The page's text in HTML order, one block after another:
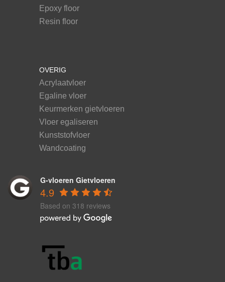
Epoxy floor
Resin floor
OVERIG
Acrylaatvloer
Egaline vloer
Keurmerken gietvloeren
Vloer egaliseren
Kunststofvloer
Wandcoating
G-vloeren Gietvloeren
4.9
Based on 318 reviews